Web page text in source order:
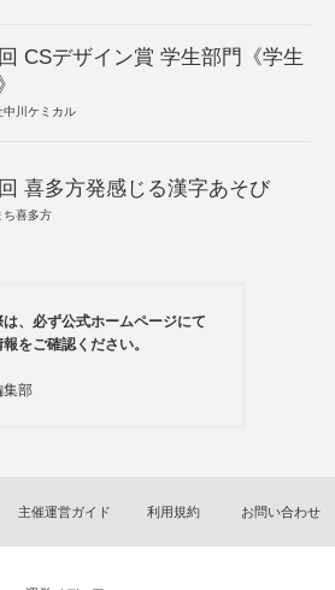
CSデザイン賞 学生部門《学生
中川ケミカル
喜多方発感じる漢字あそび
ち喜多方
は、必ず公式ホームページにて
をご確認ください。
集部
主催運営ガイド 利用規約 お問い合わせ